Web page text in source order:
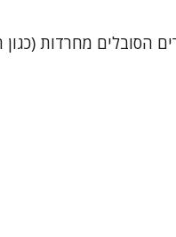
עם ניסיון של כ- 30 שנים. מטפלת בבני נוער